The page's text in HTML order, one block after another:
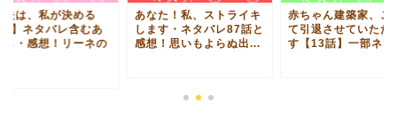
夫は、私が決める
】ネタバレ含むあ
じ・感想！リーネの
あなた！私、ストライキ
します・ネタバレ87話と
感想！思いもよらぬ出...
赤ちゃん建築家、こ
て引退させていただ
す【13話】一部ネタ